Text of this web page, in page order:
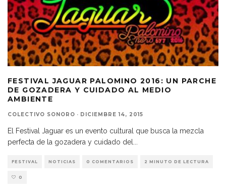
FESTIVAL JAGUAR PALOMINO 2016: UN PARCHE
DE GOZADERA Y CUIDADO AL MEDIO
AMBIENTE
COLECTIVO SONORO · DICIEMBRE 14, 2015
El Festival Jaguar es un evento cultural que busca la mezcla
perfecta de la gozadera y cuidado del...
FESTIVAL NOTICIAS 0 COMENTARIOS 2 MINUTO DE LECTURA
0